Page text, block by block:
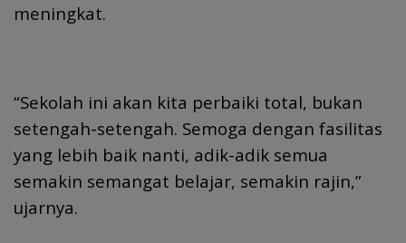
meningkat.
“Sekolah ini akan kita perbaiki total, bukan
setengah-setengah. Semoga dengan fasilitas
yang lebih baik nanti, adik-adik semua
semakin semangat belajar, semakin rajin,”
ujarnya.